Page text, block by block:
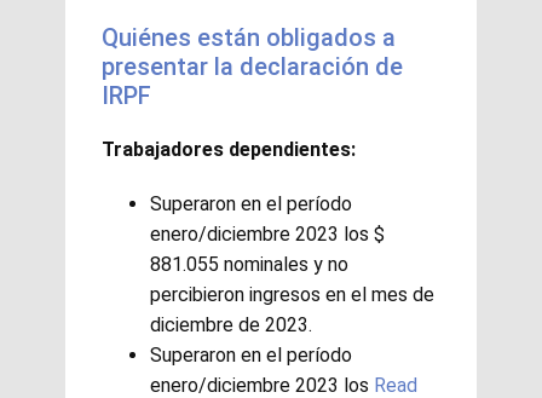
Quiénes están obligados a
presentar la declaración de
IRPF
Trabajadores dependientes:
Superaron en el período
enero/diciembre 2023 los $
881.055 nominales y no
percibieron ingresos en el mes de
diciembre de 2023.
Superaron en el período
enero/diciembre 2023 los Read